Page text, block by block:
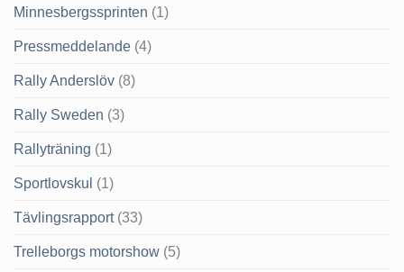
Minnesbergssprinten (1)
Pressmeddelande (4)
Rally Anderslöv (8)
Rally Sweden (3)
Rallyträning (1)
Sportlovskul (1)
Tävlingsrapport(33)
Trelleborgs motorshow (5)